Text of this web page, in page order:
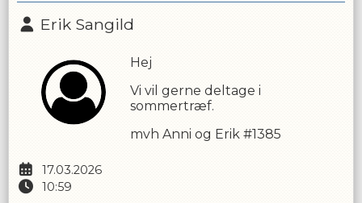
Erik Sangild
17.03.2026
10:59
Hej
Vi vil gerne deltage i
sommertræf.
mvh Anni og Erik #1385